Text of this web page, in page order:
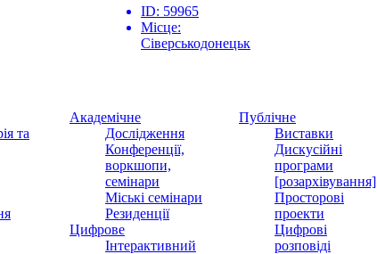
ID: 59965
Місце:
Сіверськодонецьк
та
Академічне
Дослідження
Конференції,
воркшопи,
семінари
Міські семінари
Резиденції
Цифрове
Інтерактивний
Публічне
Виставки
Дискусійні
програми
[розархівування]
Просторові
проекти
Цифрові
розповіді